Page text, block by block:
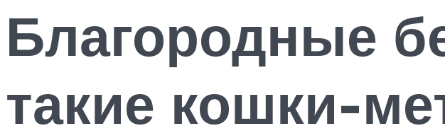
Благородные
такие кошки-